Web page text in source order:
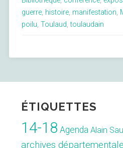
guerre, histoire, manifestation,
poilu, Toulaud,toulaudain
ÉTIQUETTES
14-18 Agenda Alain
archives